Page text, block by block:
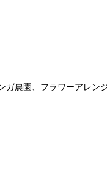
ガ農園、フラワーアレン